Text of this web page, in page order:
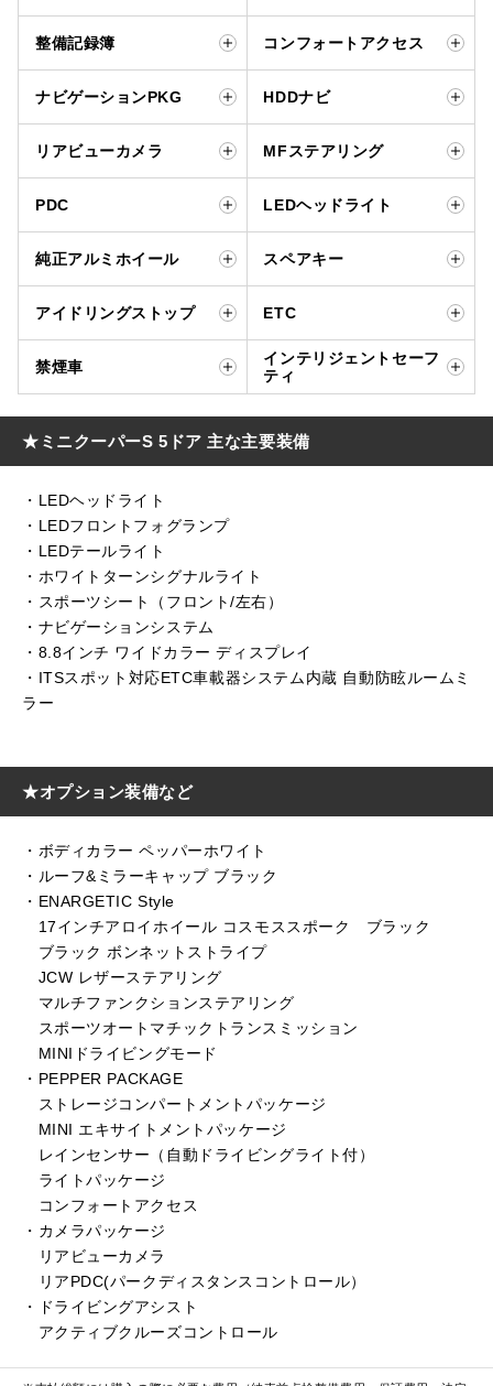
整備記録簿 コンフォートアクセス
ナビゲーションPKG HDDナビ
リアビューカメラ MFステアリング
PDC LEDヘッドライト
純正アルミホイール スペアキー
アイドリングストップ ETC
禁煙車
インテリジェントセーフ
ティ
★ミニクーパーS 5ドア 主な主要装備
・LEDヘッドライト
・LEDフロントフォグランプ
・LEDテールライト
・ホワイトターンシグナルライト
・スポーツシート（フロント/左右）
・ナビゲーションシステム
・8.8インチ ワイドカラー ディスプレイ
・ITSスポット対応ETC車載器システム内蔵 自動防眩ルームミ
ラー
★オプション装備など
・ボディカラー ペッパーホワイト
・ルーフ&ミラーキャップ ブラック
・ENARGETIC Style
17インチアロイホイール コスモススポーク ブラック
ブラック ボンネットストライプ
JCW レザーステアリング
マルチファンクションステアリング
スポーツオートマチックトランスミッション
MINIドライビングモード
・PEPPER PACKAGE
ストレージコンパートメントパッケージ
MINI エキサイトメントパッケージ
レインセンサー（自動ドライビングライト付）
ライトパッケージ
コンフォートアクセス
・カメラパッケージ
リアビューカメラ
リアPDC(パークディスタンスコントロール）
・ドライビングアシスト
アクティブクルーズコントロール